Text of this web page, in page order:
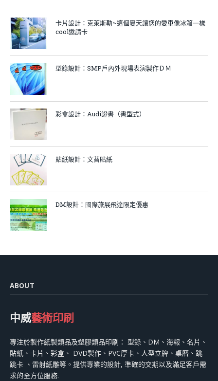
卡片設計：克萊斯勒~這個夏天讓您的愛車像冰箱一樣
cool邀請卡
型錄設計：SMP戶內外現場表演製作ＤＭ
彩盒設計：Audi證書（書型式）
貼紙設計：文苔貼紙
DM設計：國際旅展飛達限定優惠
ABOUT
中威藝術印刷
專注於製作紙製類品及塑膠類品印刷： 型錄、DM、海報、名片、
貼紙、卡片、彩盒、 DVD製作、PVC厚卡、人型立牌、桌曆、跳
跳卡 、雷射紙雕等。提供專業的設計, 準確的交期以及滿足客戶需
求的全方位服務.